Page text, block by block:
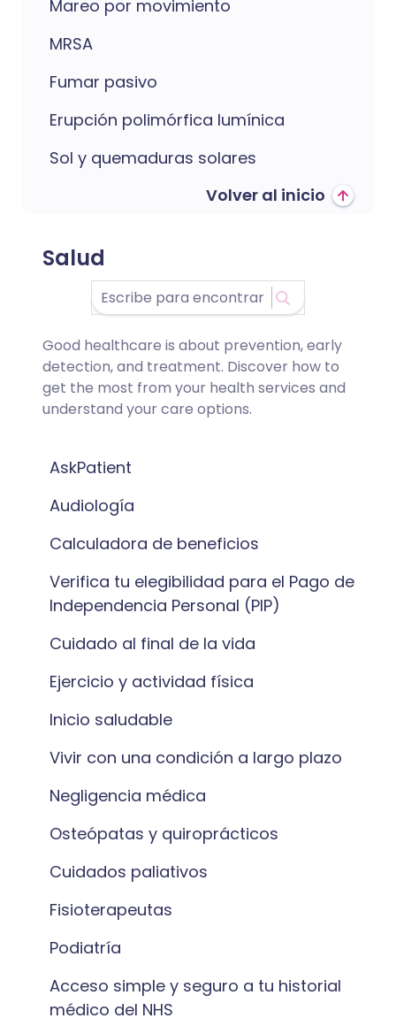
Mareo por movimiento
MRSA
Fumar pasivo
Erupción polimórfica lumínica
Sol y quemaduras solares
Volver al inicio
Salud
Good healthcare is about prevention, early
detection, and treatment. Discover how to
get the most from your health services and
understand your care options.
AskPatient
Audiología
Calculadora de beneficios
Verifica tu elegibilidad para el Pago de
Independencia Personal (PIP)
Cuidado al final de la vida
Ejercicio y actividad física
Inicio saludable
Vivir con una condición a largo plazo
Negligencia médica
Osteópatas y quiroprácticos
Cuidados paliativos
Fisioterapeutas
Podiatría
Acceso simple y seguro a tu historial
médico del NHS